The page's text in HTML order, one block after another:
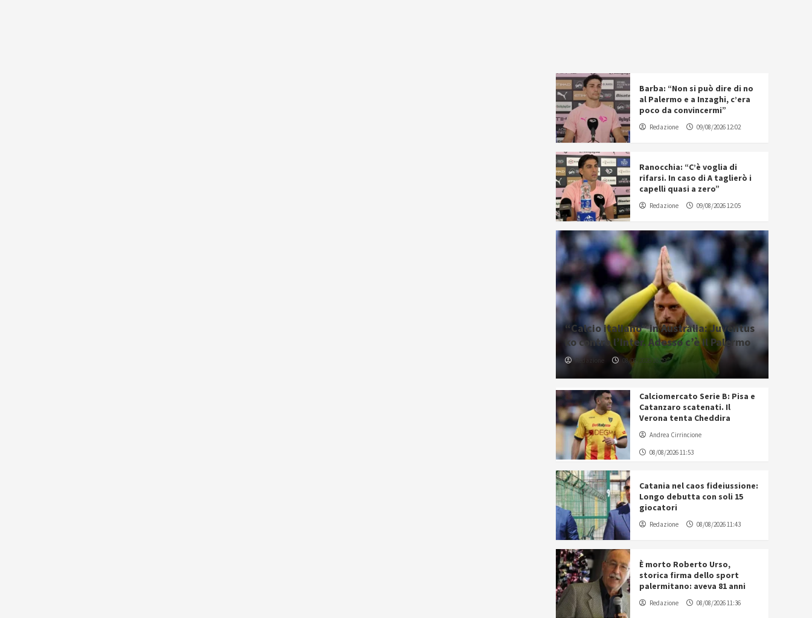
Barba: “Non si può dire di no
al Palermo e a Inzaghi, c’era
poco da convincermi”
Redazione 09/08/2026 12:02
Ranocchia: “C’è voglia di
rifarsi. In caso di A taglierò i
capelli quasi a zero”
Redazione 09/08/2026 12:05
“Calcio italiano” in Australia: Juventus
ko contro l’Inter. Adesso c’è il Palermo
Redazione 08/08/2026 16:09
Calciomercato Serie B: Pisa e
Catanzaro scatenati. Il
Verona tenta Cheddira
Andrea Cirrincione
08/08/2026 11:53
Catania nel caos fideiussione:
Longo debutta con soli 15
giocatori
Redazione 08/08/2026 11:43
È morto Roberto Urso,
storica firma dello sport
palermitano: aveva 81 anni
Redazione 08/08/2026 11:36